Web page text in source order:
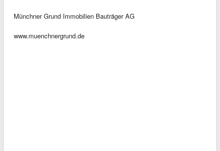
Münchner Grund Immobilien Bauträger AG
www.muenchnergrund.de